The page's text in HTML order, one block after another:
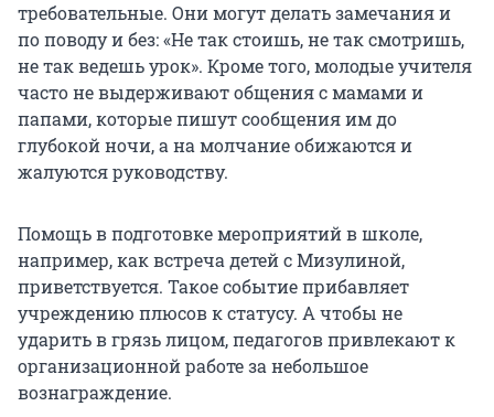
требовательные. Они могут делать замечания и
по поводу и без: «Не так стоишь, не так смотришь,
не так ведешь урок». Кроме того, молодые учителя
часто не выдерживают общения с мамами и
папами, которые пишут сообщения им до
глубокой ночи, а на молчание обижаются и
жалуются руководству.
Помощь в подготовке мероприятий в школе,
например, как встреча детей с Мизулиной,
приветствуется. Такое событие прибавляет
учреждению плюсов к статусу. А чтобы не
ударить в грязь лицом, педагогов привлекают к
организационной работе за небольшое
вознаграждение.